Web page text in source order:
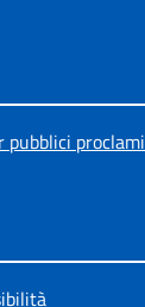
proclami